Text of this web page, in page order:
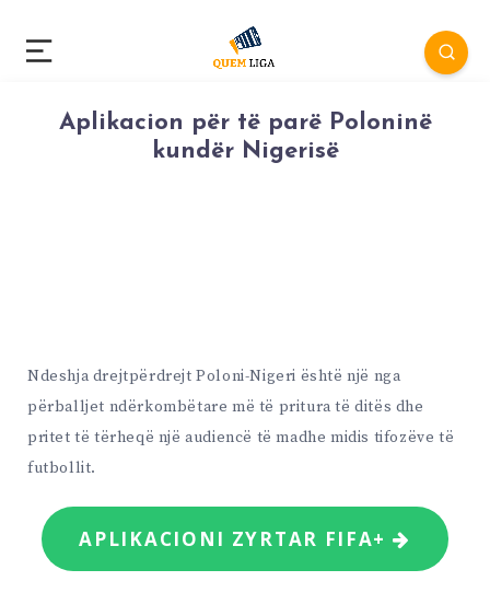
Aplikacion për të parë Poloninë
kundër Nigerisë
Ndeshja drejtpërdrejt Poloni-Nigeri është një nga
përballjet ndërkombëtare më të pritura të ditës dhe
pritet të tërheqë një audiencë të madhe midis tifozëve të
futbollit.
APLIKACIONI ZYRTAR FIFA+